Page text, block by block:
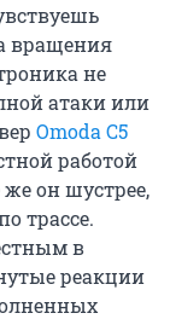
вращения
не
атаки или
Omoda C5
работой
же он шустрее,
трассе.
в
реакции